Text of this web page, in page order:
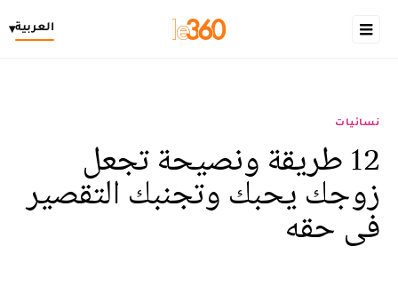
العربية▾
نسائيات
12 طريقة ونصيحة تجعل
زوجك يحبك وتجنبك التقصير
فى حقه